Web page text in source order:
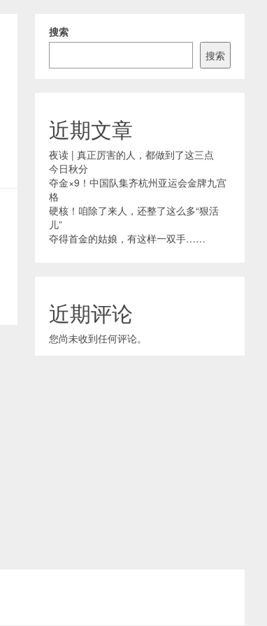
搜索
搜索
近期文章
夜读 | 真正厉害的人，都做到了这三点
今日秋分
夺金×9！中国队集齐杭州亚运会金牌九宫
格
硬核！咱除了来人，还整了这么多“狠活
儿”
夺得首金的姑娘，有这样一双手……
近期评论
您尚未收到任何评论。